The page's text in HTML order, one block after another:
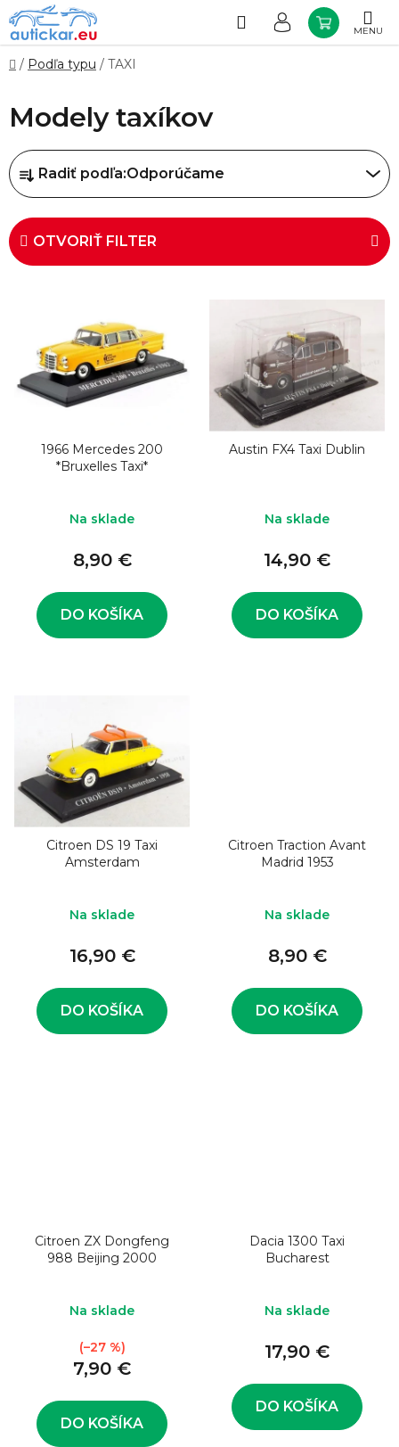
Prejsť
na
obsah
Hľadať
KOŠÍK
Domov
/ Podľa typu / TAXI
Modely taxíkov
R
a
d
e
n
r
Radiť podľa:Odporúčame
OTVORIŤ FILTER
1966 Mercedes 200
*Bruxelles Taxi*
Na sklade
8,90 €
DO KOŠÍKA
Austin FX4 Taxi Dublin
Na sklade
14,90 €
DO KOŠÍKA
Citroen DS 19 Taxi
Amsterdam
Na sklade
16,90 €
DO KOŠÍKA
Citroen Traction Avant
Madrid 1953
Na sklade
8,90 €
DO KOŠÍKA
Citroen ZX Dongfeng
988 Beijing 2000
Na sklade
7,90 €
(–27 %)
DO KOŠÍKA
Dacia 1300 Taxi
Bucharest
Na sklade
17,90 €
DO KOŠÍKA